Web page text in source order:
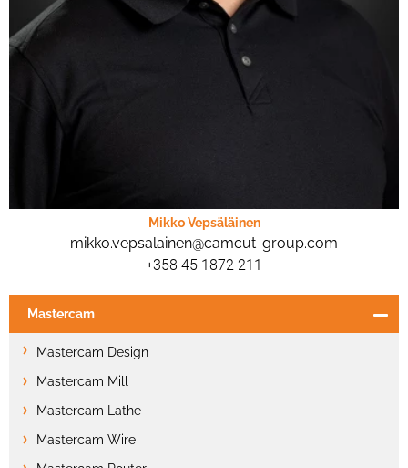
Mastercam
Mastercam Design
Mastercam Mill
Mastercam Lathe
Mastercam Wire
Mikko Vepsäläinen
mikko.vepsalainen@camcut-group.com
+358 45 1872 211